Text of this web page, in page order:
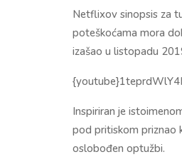
Netflixov sinopsis za
poteškoćama mora
izašao u listopadu
Inspiriran je
pod pritiskom priznao
oslobođen optužbi.